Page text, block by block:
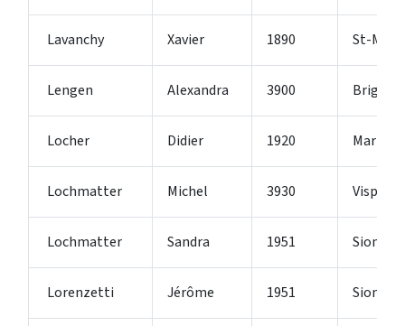
Lavanchy Xavier 1890 St-
Lengen Alexandra 3900 Brig-
Locher Didier 1920
Lochmatter Michel 3930 Visp
Lochmatter Sandra 1951 Sion
Lorenzetti Jérôme 1951 Sion